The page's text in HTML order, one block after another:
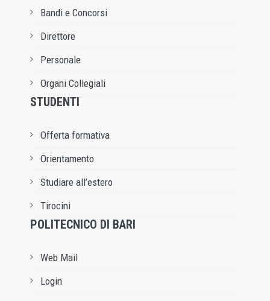
Bandi e Concorsi
Direttore
Personale
Organi Collegiali
STUDENTI
Offerta formativa
Orientamento
Studiare all’estero
Tirocini
POLITECNICO DI BARI
Web Mail
Login